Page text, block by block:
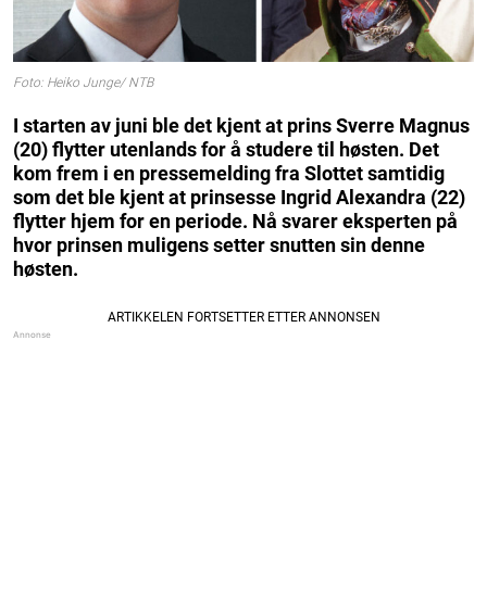
Foto: Heiko Junge/ NTB
I starten av juni ble det kjent at prins Sverre Magnus
(20) flytter utenlands for å studere til høsten. Det
kom frem i en pressemelding fra Slottet samtidig
som det ble kjent at prinsesse Ingrid Alexandra (22)
flytter hjem for en periode. Nå svarer eksperten på
hvor prinsen muligens setter snutten sin denne
høsten.